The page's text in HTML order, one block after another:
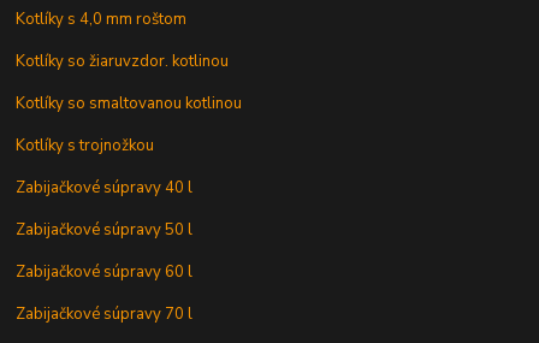
Kotlíky s 4,0 mm roštom
Kotlíky so žiaruvzdor. kotlinou
Kotlíky so smaltovanou kotlinou
Kotlíky s trojnožkou
Zabijačkové súpravy 40 l
Zabijačkové súpravy 50 l
Zabijačkové súpravy 60 l
Zabijačkové súpravy 70 l